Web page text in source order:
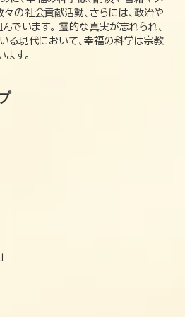
の社会貢献活動、さらには、政治や
でいます。 霊的な真実が忘れられ、
る現代において、幸福の科学は宗教
す。